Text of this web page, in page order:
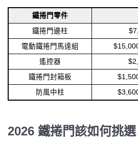
鐵捲門零件
鐵捲門邊柱
電動鐵捲門馬達組
遙控器
鐵捲門封箱板
防風中柱
2026 鐵捲門該如何挑